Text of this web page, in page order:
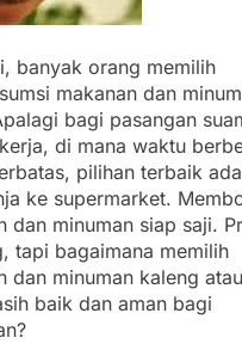
banyak orang memilih
makanan dan
bagi pasangan
di mana waktu
pilihan terbaik
ke supermarket.
dan minuman siap saji.
tapi bagaimana memilih
dan minuman kaleng
baik dan aman bagi